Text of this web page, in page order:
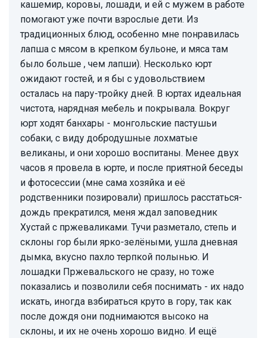
кашемир, коровы, лошади, и ей с мужем в работе
помогают уже почти взрослые дети. Из
традиционных блюд, особенно мне понравилась
лапша с мясом в крепком бульоне, и мяса там
было больше , чем лапши). Несколько юрт
ожидают гостей, и я бы с удовольствием
осталась на пару-тройку дней. В юртах идеальная
чистота, нарядная мебель и покрывала. Вокруг
юрт ходят банхары - монгольские пастушьи
собаки, с виду добродушные лохматые
великаны, и они хорошо воспитаны. Менее двух
часов я провела в юрте, и после приятной беседы
и фотосессии (мне сама хозяйка и её
родственники позировали) пришлось расстаться-
дождь прекратился, меня ждал заповедник
Хустай с пржеваликами. Тучи разметало, степь и
склоны гор были ярко-зелёными, ушла дневная
дымка, вкусно пахло терпкой полынью. И
лошадки Пржевальского не сразу, но тоже
показались и позволили себя поснимать - их надо
искать, иногда взбираться круто в гору, так как
после дождя они поднимаются высоко на
склоны, и их не очень хорошо видно. И ещё